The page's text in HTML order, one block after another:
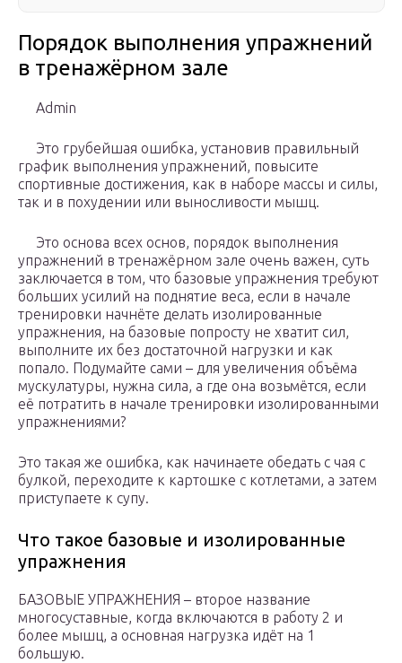
Порядок выполнения упражнений
в тренажёрном зале
Admin
Это грубейшая ошибка, установив правильный
график выполнения упражнений, повысите
спортивные достижения, как в наборе массы и силы,
так и в похудении или выносливости мышц.
Это основа всех основ, порядок выполнения
упражнений в тренажёрном зале очень важен, суть
заключается в том, что базовые упражнения требуют
больших усилий на поднятие веса, если в начале
тренировки начнёте делать изолированные
упражнения, на базовые попросту не хватит сил,
выполните их без достаточной нагрузки и как
попало. Подумайте сами – для увеличения объёма
мускулатуры, нужна сила, а где она возьмётся, если
её потратить в начале тренировки изолированными
упражнениями?
Это такая же ошибка, как начинаете обедать с чая с
булкой, переходите к картошке с котлетами, а затем
приступаете к супу.
Что такое базовые и изолированные
упражнения
БАЗОВЫЕ УПРАЖНЕНИЯ – второе название
многосуставные, когда включаются в работу 2 и
более мышц, а основная нагрузка идёт на 1
большую.